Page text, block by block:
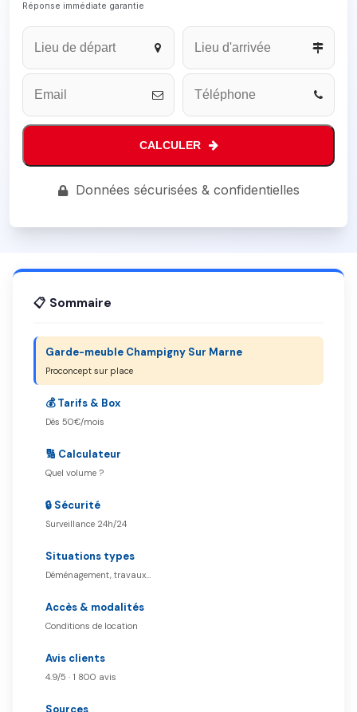
Réponse immédiate garantie
CALCULER
Données sécurisées & confidentielles
📋 Sommaire
Garde-meuble Champigny Sur Marne
Proconcept sur place
💰 Tarifs & Box
Dès 50€/mois
🔢 Calculateur
Quel volume ?
🔒 Sécurité
Surveillance 24h/24
Situations types
Déménagement, travaux…
Accès & modalités
Conditions de location
Avis clients
4.9/5 · 1 800 avis
Sources